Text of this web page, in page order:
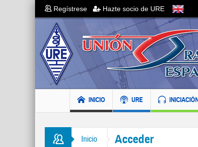
Regístrese Hazte socio de URE
INICIO URE
Inicio Acceder